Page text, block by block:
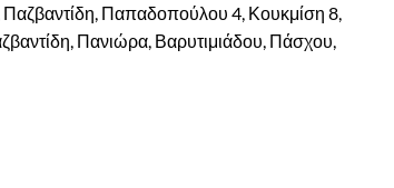
Παπαδοπούλου 4, Κουκμίση 8,
Πανιώρα, Βαρυτιμιάδου, Πάσχου,